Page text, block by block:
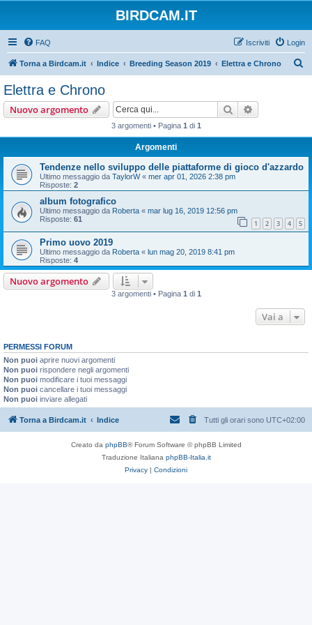
BIRDCAM.IT
FAQ Login
Iscriviti
Torna a Birdcam.it Indice Breeding Season 2019 Elettra e Chrono
Elettra e Chrono
Nuovo argomento Cerca
3 argomenti • Pagina 1 di 1
Argomenti
Tendenze nello sviluppo delle piattaforme di gioco d'azzardo
Ultimo messaggio da TaylorW« mer apr 01, 2026 2:38 pm
Risposte: 2
album fotografico
Ultimo messaggio da Roberta « mar lug 16, 2019 12:56 pm
Risposte: 61 1 2 3 4 5
Primo uovo 2019
Ultimo messaggio da Roberta « lun mag 20, 2019 8:41 pm
Risposte: 4
Nuovo argomento
3 argomenti • Pagina 1 di 1
Vai a
PERMESSI FORUM
Non puoi aprire nuovi argomenti
Non puoi rispondere negli argomenti
Non puoi modificare i tuoi messaggi
Non puoi cancellare i tuoi messaggi
Non puoi inviare allegati
Torna a Birdcam.it Indice Tutti gli orari sono UTC+02:00
Creato da phpBB® Forum Software © phpBB Limited
Traduzione Italiana phpBB-Italia.it
Privacy | Condizioni